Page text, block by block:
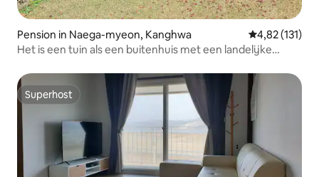
Pension in Naega-myeon, Kanghwa Gemiddelde
4,82 (131)
Het is een tuin als een buitenhuis met een landelijke
Superhost
Superhost